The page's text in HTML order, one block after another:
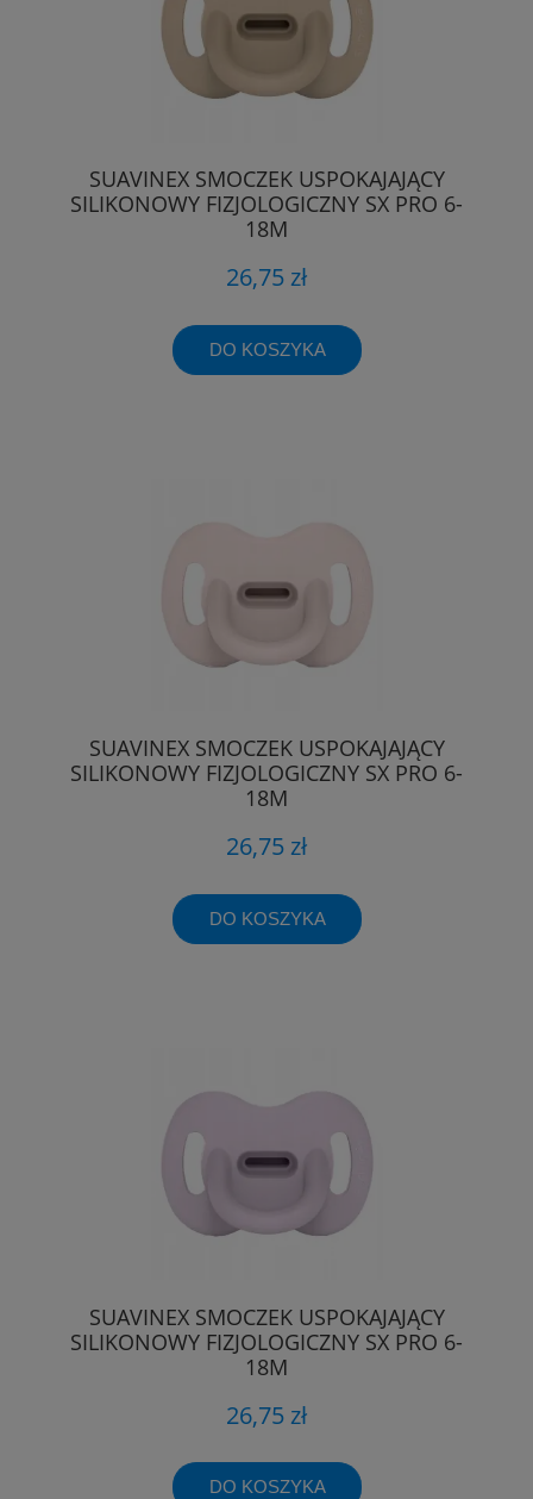
SUAVINEX SMOCZEK USPOKAJAJĄCY
SILIKONOWY FIZJOLOGICZNY SX PRO 6-
18M
26,75 zł
DO KOSZYKA
SUAVINEX SMOCZEK USPOKAJAJĄCY
SILIKONOWY FIZJOLOGICZNY SX PRO 6-
18M
26,75 zł
DO KOSZYKA
SUAVINEX SMOCZEK USPOKAJAJĄCY
SILIKONOWY FIZJOLOGICZNY SX PRO 6-
18M
26,75 zł
DO KOSZYKA